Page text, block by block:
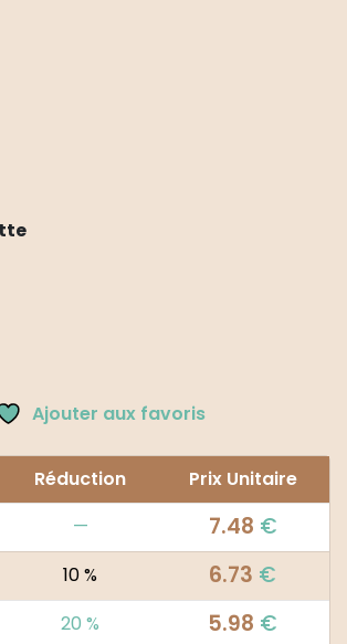
Ajouter aux favoris
Réduction
Prix Unitaire
— 7.48 €
10 % 6.73 €
20 % 5.98 €